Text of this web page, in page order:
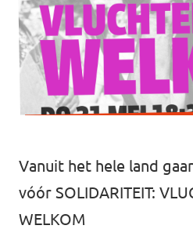
Vacatures
Vanuit het hele land
vóór SOLIDARITEIT:
WELKOM